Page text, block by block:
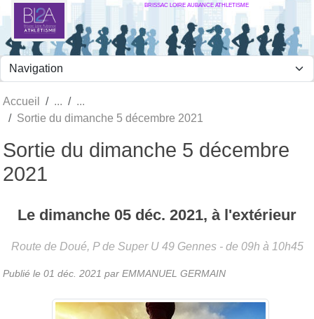
BRISSAC LOIRE AUBANCE ATHLETISME
Accueil
Sortie du dimanche 5 décembre 2021
Sortie du dimanche 5 décembre
2021
Le dimanche 05 déc. 2021, à l'extérieur
Route de Doué, P de Super U 49 Gennes - de 09h à 10h45
Publié le 01 déc. 2021 par EMMANUEL GERMAIN
Panneau de gestion des cookies